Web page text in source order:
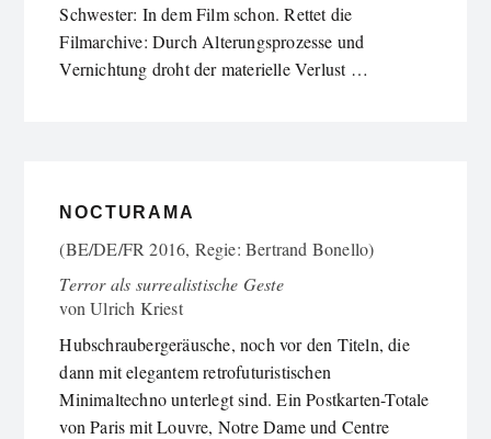
Schwester: In dem Film schon. Rettet die
Filmarchive: Durch Alterungsprozesse und
Vernichtung droht der materielle Verlust …
NOCTURAMA
(BE/DE/FR 2016, Regie: Bertrand Bonello)
Terror als surrealistische Geste
vonUlrich Kriest
Hubschraubergeräusche, noch vor den Titeln, die
dann mit elegantem retrofuturistischen
Minimaltechno unterlegt sind. Ein Postkarten-Totale
von Paris mit Louvre, Notre Dame und Centre